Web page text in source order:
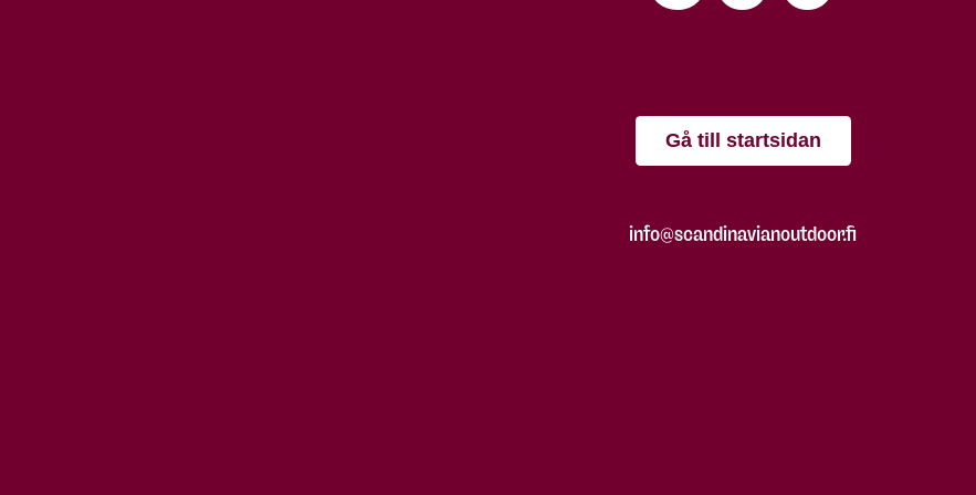
Gå till startsidan
info@scandinavianoutdoor.fi